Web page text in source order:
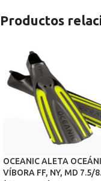
Productos
OCEANIC ALETA
VÍBORA FF, NY, MD 7.5/